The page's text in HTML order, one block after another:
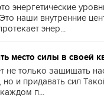
энергетические
наши внутренние
энер...
место силы в своей
не только защищать
но и придавать сил
п...